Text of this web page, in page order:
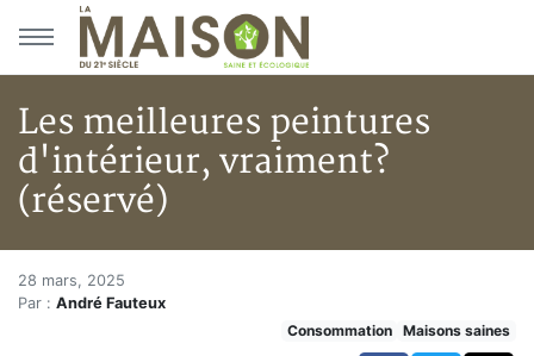
Aller au menu principal
Aller au contenu principal
Les meilleures peintures
d'intérieur, vraiment?
(réservé)
Accueil
Articles
Les meilleures peintures
28 mars, 2025
Par : André Fauteux
Consommation
Maisons saines